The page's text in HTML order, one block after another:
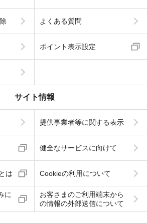
よくある質問
ポイント表示設定
サイト情報
提供事業者等に関する表示
健全なサービスに向けて
は Cookieの利用について
に
お客さまのご利用端末から
の情報の外部送信について